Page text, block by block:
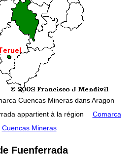
Cuencas Mineras dans Aragon
appartient à la région
Comarca
Cuencas Mineras
Fuenferrada